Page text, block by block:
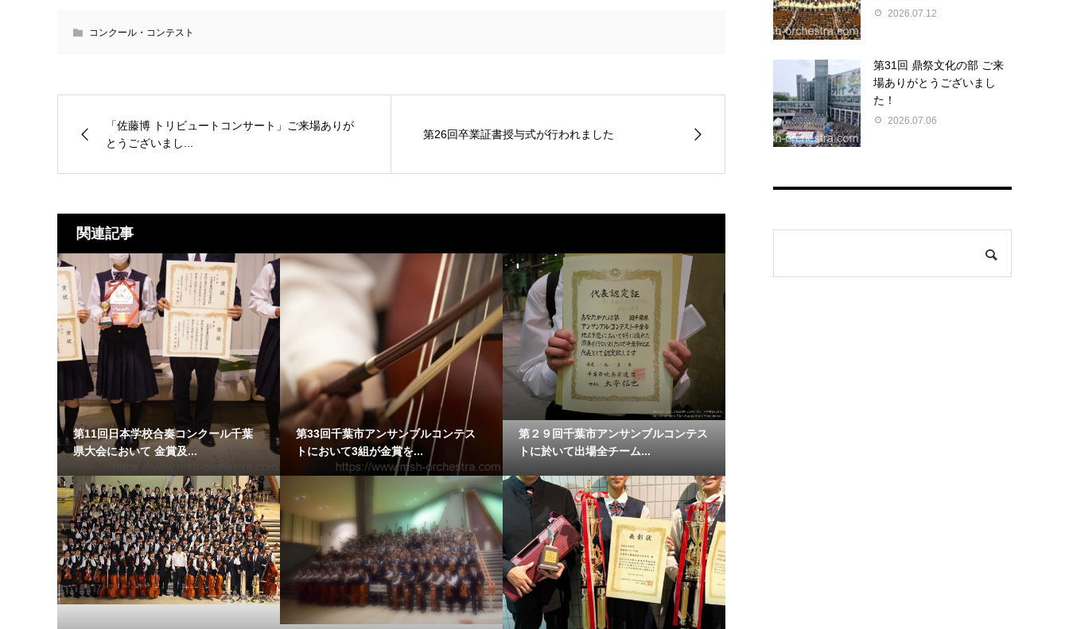
コンクール・コンテスト
「佐藤博 トリビュートコンサート」ご来場ありが
とうございまし...
第26回卒業証書授与式が行われました
関連記事
第11回日本学校合奏コンクール千葉
県大会において 金賞及...
第33回千葉市アンサンブルコンテス
トにおいて3組が金賞を...
第２９回千葉市アンサンブルコンテス
トに於いて出場全チーム...
2026.07.12
第31回 鼎祭文化の部 ご来
場ありがとうございまし
た！
2026.07.06